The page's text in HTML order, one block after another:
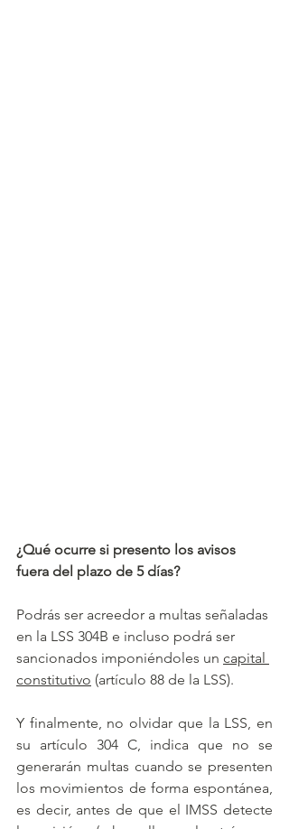
¿Qué ocurre si presento los avisos
fuera del plazo de 5 días?
Podrás ser acreedor a multas señaladas
en la LSS 304B e incluso podrá ser
sancionados imponiéndoles un capital
constitutivo (artículo 88 de la LSS).
Y finalmente, no olvidar que la LSS, en
su artículo 304 C, indica que no se
generarán multas cuando se presenten
los movimientos de forma espontánea,
es decir, antes de que el IMSS detecte